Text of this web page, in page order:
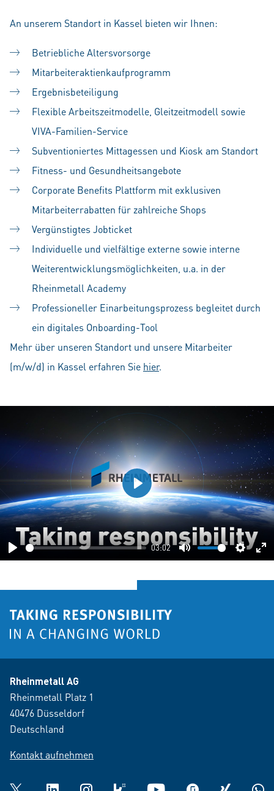
An unserem Standort in Kassel bieten wir Ihnen:
Betriebliche Altersvorsorge
Mitarbeiteraktienkaufprogramm
Ergebnisbeteiligung
Flexible Arbeitszeitmodelle, Gleitzeitmodell sowie
VIVA-Familien-Service
Subventioniertes Mittagessen und Kiosk am Standort
Fitness- und Gesundheitsangebote
Corporate Benefits Plattform mit exklusiven
Mitarbeiterrabatten für zahlreiche Shops
Vergünstigtes Jobticket
Individuelle und vielfältige externe sowie interne
Weiterentwicklungsmöglichkeiten, u.a. in der
Rheinmetall Academy
Professioneller Einarbeitungsprozess begleitet durch
ein digitales Onboarding-Tool
Mehr über unseren Standort und unsere Mitarbeiter
(m/w/d) in Kassel erfahren Sie hier.
Play
03:02
Mute
Play
Rheinmetall AG
Rheinmetall Platz 1
40476 Düsseldorf
Deutschland
Kontakt aufnehmen